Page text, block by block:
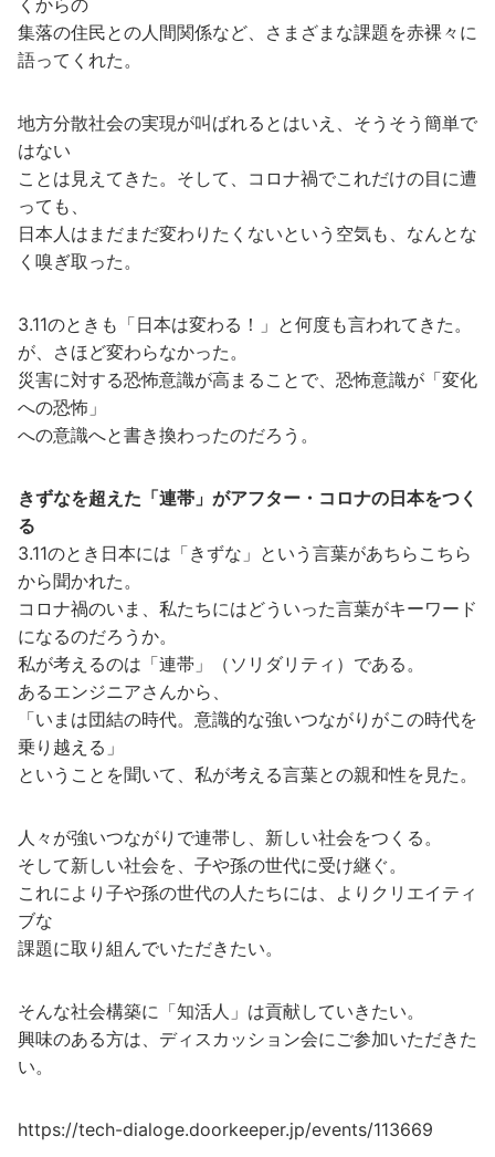
くからの
集落の住民との人間関係など、さまざまな課題を赤裸々に
語ってくれた。
地方分散社会の実現が叫ばれるとはいえ、そうそう簡単で
はない
ことは見えてきた。そして、コロナ禍でこれだけの目に遭
っても、
日本人はまだまだ変わりたくないという空気も、なんとな
く嗅ぎ取った。
3.11のときも「日本は変わる！」と何度も言われてきた。
が、さほど変わらなかった。
災害に対する恐怖意識が高まることで、恐怖意識が「変化
への恐怖」
への意識へと書き換わったのだろう。
きずなを超えた「連帯」がアフター・コロナの日本をつく
る
3.11のとき日本には「きずな」という言葉があちらこちら
から聞かれた。
コロナ禍のいま、私たちにはどういった言葉がキーワード
になるのだろうか。
私が考えるのは「連帯」（ソリダリティ）である。
あるエンジニアさんから、
「いまは団結の時代。意識的な強いつながりがこの時代を
乗り越える」
ということを聞いて、私が考える言葉との親和性を見た。
人々が強いつながりで連帯し、新しい社会をつくる。
そして新しい社会を、子や孫の世代に受け継ぐ。
これにより子や孫の世代の人たちには、よりクリエイティ
ブな
課題に取り組んでいただきたい。
そんな社会構築に「知活人」は貢献していきたい。
興味のある方は、ディスカッション会にご参加いただきた
い。
https://tech-dialoge.doorkeeper.jp/events/113669